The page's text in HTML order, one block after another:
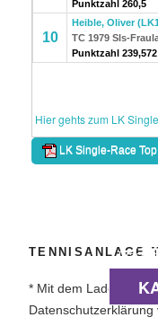
TENNISANLAGE
* Mit dem Laden der
Datenschutzerklärung